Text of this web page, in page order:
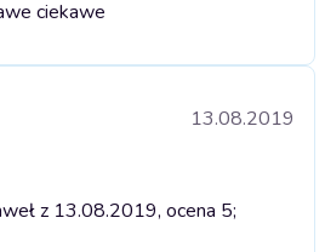
ciekawe
13.08.2019
z 13.08.2019, ocena 5;